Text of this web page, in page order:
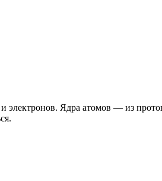
электронов. Ядра атомов — из